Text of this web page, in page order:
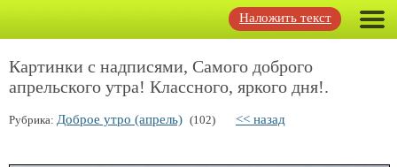
Наложить текст
Картинки с надписями, Самого доброго
апрельского утра! Классного, яркого дня!.
Рубрика: Доброе утро (апрель) (102) << назад